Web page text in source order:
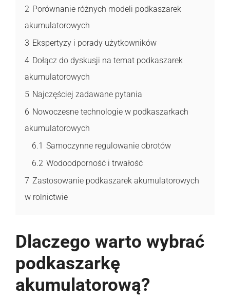
2 Porównanie różnych modeli podkaszarek
akumulatorowych
3 Ekspertyzy i porady użytkowników
4 Dołącz do dyskusji na temat podkaszarek
akumulatorowych
5 Najczęściej zadawane pytania
6 Nowoczesne technologie w podkaszarkach
akumulatorowych
6.1 Samoczynne regulowanie obrotów
6.2 Wodoodporność i trwałość
7 Zastosowanie podkaszarek akumulatorowych
w rolnictwie
Dlaczego warto wybrać
podkaszarkę
akumulatorową?